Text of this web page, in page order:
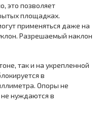
это позволяет
площадках.
применяться даже на
Разрешаемый наклон
так и на укрепленной
в
Опоры не
нуждаются в